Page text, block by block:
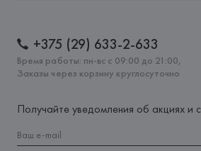
+375 (29) 633-2-633
Время работы: пн-вс с 09:00 до 21:00,
Заказы через корзину круглосуточно
Получайте уведомления об акциях и